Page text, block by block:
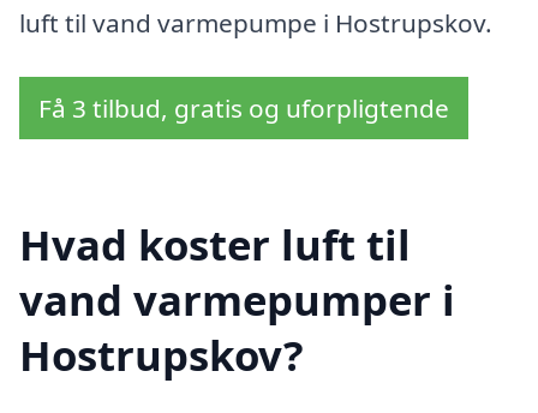
luft til vand varmepumpe i Hostrupskov.
Få 3 tilbud, gratis og uforpligtende
Hvad koster luft til
vand varmepumper i
Hostrupskov?